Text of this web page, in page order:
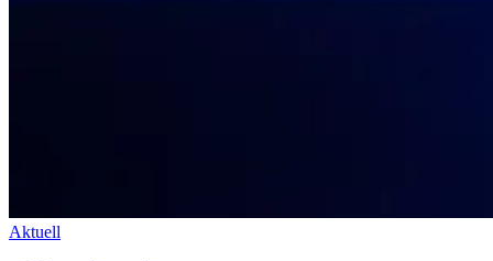
Aktuell